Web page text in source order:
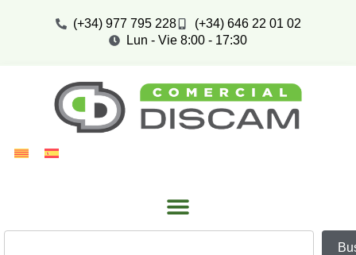
(+34) 977 795 228
(+34) 646 22 01 02
Lun - Vie 8:00 - 17:30